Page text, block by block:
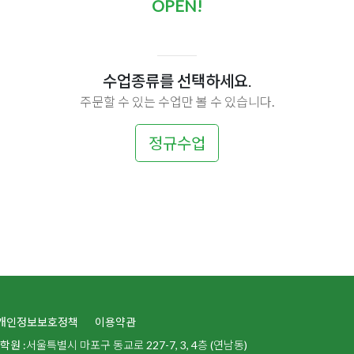
OPEN!
수업종류를 선택하세요.
주문할 수 있는 수업만 볼 수 있습니다.
정규수업
인정보보호정책
이용약관
원 :서울특별시 마포구 동교로 227-7, 3, 4층 (연남동)